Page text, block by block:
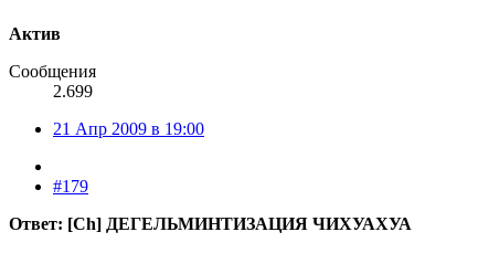
Актив
Сообщения
2.699
21 Апр 2009 в 19:00
#179
Ответ: [Ch] ДЕГЕЛЬМИНТИЗАЦИЯ ЧИХУАХУА